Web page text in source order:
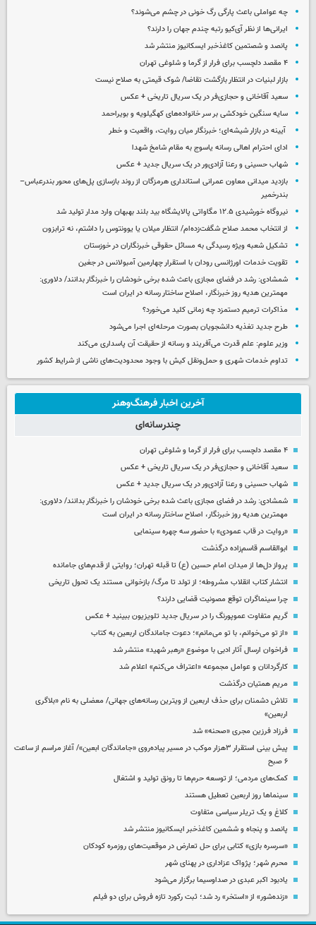
چه عواملی باعث پارگی رگ خونی در چشم می‌شوند؟
ایرانی‌ها از نظر آی‌کیو رتبه چندم جهان را دارند؟
پانصد و شصتمین کاغذخبر ایسکانیوز منتشر شد
۴ مقصد دلچسب برای فرار از گرما و شلوغی تهران
بازار لبنیات در انتظار بازگشت تقاضا/ شوک قیمتی به صلاح نیست
سعید آقاخانی و حجازی‌فر در یک سریال تاریخی + عکس
سایه سنگین خودکشی بر سر خانواده‌های کهگیلویه و بویراحمد
آیینه در بازار شیشه‌ای؛ خبرنگار میان روایت، واقعیت و خطر
ادای احترام اهالی رسانه یاسوج به مقام شامخ شهدا
شهاب حسینی و رعنا آزادی‌ور در یک سریال جدید + عکس
بازدید میدانی معاون عمرانی استانداری هرمزگان از روند بازسازی پل‌های محور بندرعباس–
بندرخمیر
نیروگاه خورشیدی ۱۲.۵ مگاواتی پالایشگاه بید بلند بهبهان وارد مدار تولید شد
از انتخاب محمد صلاح شگفت‌زده‌ام/ انتظار میلان یا یوونتوس را داشتم، نه ترابزون
تشکیل شعبه ویژه رسیدگی به مسائل حقوقی خبرنگاران در خوزستان
تقویت خدمات اورژانسی رودان با استقرار چهارمین آمبولانس در جغین
شمشادی: رشد در فضای مجازی باعث شده برخی خودشان را خبرنگار بدانند/ دلاوری:
مهمترین هدیه‌ روز خبرنگار، اصلاح ساختار رسانه در ایران است
مذاکرات ترمیم دستمزد چه زمانی کلید می‌خورد؟
طرح جدید تغذیه دانشجویان بصورت مرحله‌ای اجرا می‌شود
وزیر علوم: علم قدرت می‌آفریند و رسانه از حقیقت آن پاسداری می‌کند
تداوم خدمات شهری و حمل‌ونقل کیش با وجود محدودیت‌های ناشی از شرایط کشور
آخرین اخبار فرهنگ‌وهنر
چندرسانه‌ای
۴ مقصد دلچسب برای فرار از گرما و شلوغی تهران
سعید آقاخانی و حجازی‌فر در یک سریال تاریخی + عکس
شهاب حسینی و رعنا آزادی‌ور در یک سریال جدید + عکس
شمشادی: رشد در فضای مجازی باعث شده برخی خودشان را خبرنگار بدانند/ دلاوری:
مهمترین هدیه‌ روز خبرنگار، اصلاح ساختار رسانه در ایران است
«روایت در قاب عمودی» با حضور سه چهره سینمایی
ابوالقاسم قاسم‌زاده درگذشت
پرواز دل‌ها از میدان امام حسین (ع) تا قبله تهران؛ روایتی از قدم‌های جامانده
انتشار کتاب انقلاب مشروطه؛ از تولد تا مرگ/ بازخوانی مستند یک تحول تاریخی
چرا سینماگران توقع مصونیت قضایی دارند؟
گریم متفاوت عموپورنگ را در سریال جدید تلویزیون ببینید + عکس
«از تو می‌خوانم، با تو می‌مانم»؛ دعوت جاماندگان اربعین به کتاب
فراخوان ارسال آثار ادبی با موضوع «رهبر شهید» منتشر شد
کارگردانان و عوامل مجموعه «اعتراف می‌کنم» اعلام شد
مریم همتیان درگذشت
تلاش دشمنان برای حذف اربعین از ویترین رسانه‌های جهانی/ معضلی به نام «بلاگری
اربعین»
فرزاد فرزین مجری «صحنه» شد
پیش بینی استقرار ۳هزار موکب در مسیر پیاده‌روی «جاماندگان ابعین»/ آغاز مراسم از ساعت
۶ صبح
کمک‌های مردمی؛ از توسعه حرم‌ها تا رونق تولید و اشتغال
سینماها روز اربعین تعطیل هستند
کلاغ و یک تریلر سیاسی متفاوت
پانصد و پنجاه و ششمین کاغذخبر ایسکانیوز منتشر شد
«سرسره بازی» کتابی برای حل تعارض در موقعیت‌های روزمره کودکان
محرم شهر؛ پژواک عزاداری در پهنای شهر
یادبود اکبر عبدی در صداوسیما برگزار می‌شود
«زنده‌شور» از «استخر» رد شد؛ ثبت رکورد تازه فروش برای دو فیلم